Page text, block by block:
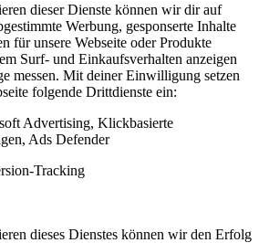
dieser Dienste können wir dir auf
Werbung, gesponserte Inhalte
für unsere Webseite oder Produkte
Surf- und Einkaufsverhalten anzeigen
messen. Mit deiner Einwilligung setzen
folgende Drittdienste ein:
Advertising, Klickbasierte
Ads Defender
Tracking
dieses Dienstes können wir den Erfolg